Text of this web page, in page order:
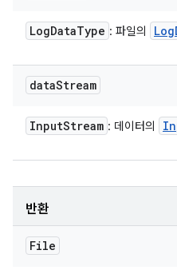
LogDataType : 파일의 Log
dataStream
InputStream : 데이터의
반환
File